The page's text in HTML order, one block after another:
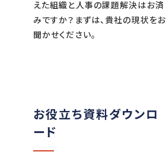
えた組織と人事の課題解決はお済
みですか？まずは、貴社の現状をお
聞かせください。
お役立ち資料ダウンロ
ード